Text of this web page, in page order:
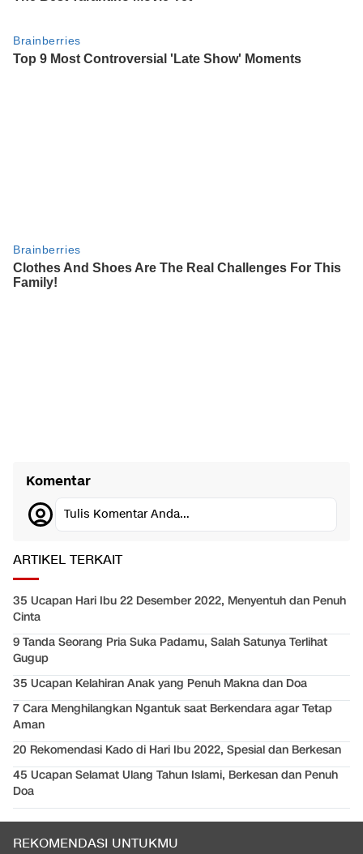
Komentar
Tulis Komentar Anda...
ARTIKEL TERKAIT
35 Ucapan Hari Ibu 22 Desember 2022, Menyentuh dan Penuh
Cinta
9 Tanda Seorang Pria Suka Padamu, Salah Satunya Terlihat
Gugup
35 Ucapan Kelahiran Anak yang Penuh Makna dan Doa
7 Cara Menghilangkan Ngantuk saat Berkendara agar Tetap
Aman
20 Rekomendasi Kado di Hari Ibu 2022, Spesial dan Berkesan
45 Ucapan Selamat Ulang Tahun Islami, Berkesan dan Penuh
Doa
REKOMENDASI UNTUKMU